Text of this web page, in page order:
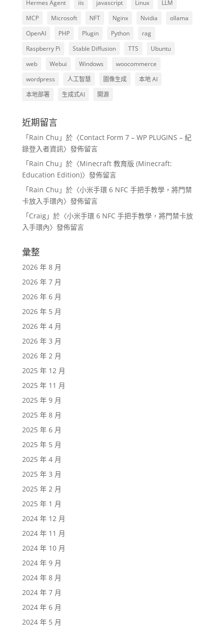
Hermes Agent iis javascript Linux
LLM
MCP
Microsoft NFT Nginx Nvidia
ollama
OpenAI
PHP Plugin Python
rag
Raspberry Pi
Stable Diffusion TTS
Ubuntu
web
Webui Windows
woocommerce
wordpress
人工智慧 圖像生成
本地 AI
本地部署
生成式AI 開源
近期留言
「Rain Chu 」於〈Contact Form 7 – WP PLUGINS – 紀
錄登入者資訊〉發佈留言
「Rain Chu 」於〈Minecraft 教育版 (Minecraft:
Education Edition)〉發佈留言
「Rain Chu 」於〈小米手環 6 NFC 手把手教學，將門禁
卡放入手環內〉發佈留言
「Craig」於〈小米手環 6 NFC 手把手教學，將門禁卡放
入手環內〉發佈留言
彙整
2026 年 8 月
2026 年 7 月
2026 年 6 月
2026 年 5 月
2026 年 4 月
2026 年 3 月
2026 年 2 月
2025 年 12 月
2025 年 11 月
2025 年 9 月
2025 年 8 月
2025 年 6 月
2025 年 5 月
2025 年 4 月
2025 年 3 月
2025 年 2 月
2025 年 1 月
2024 年 12 月
2024 年 11 月
2024 年 10 月
2024 年 9 月
2024 年 8 月
2024 年 7 月
2024 年 6 月
2024 年 5 月